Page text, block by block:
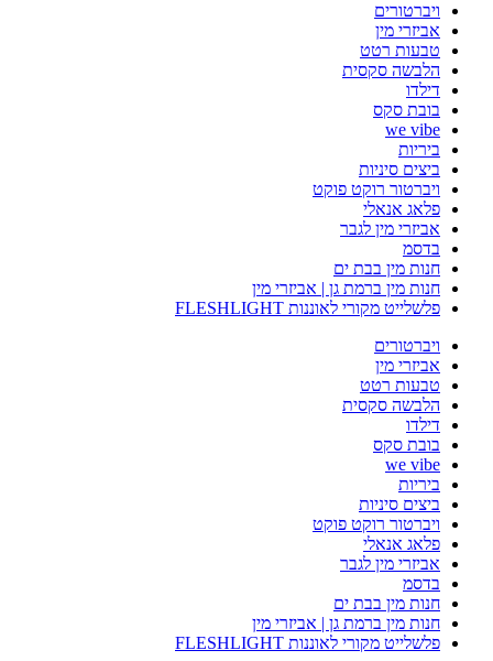
ויברטורים
אביזרי מין
טבעות רטט
הלבשה סקסית
דילדו
בובת סקס
we vibe
ביריות
ביצים סיניות
ויברטור רוקט פוקט
פלאג אנאלי
אביזרי מין לגבר
בדסמ
חנות מין בבת ים
חנות מין ברמת גן | אביזרי מין
פלשלייט מקורי לאוננות FLESHLIGHT
ויברטורים
אביזרי מין
טבעות רטט
הלבשה סקסית
דילדו
בובת סקס
we vibe
ביריות
ביצים סיניות
ויברטור רוקט פוקט
פלאג אנאלי
אביזרי מין לגבר
בדסמ
חנות מין בבת ים
חנות מין ברמת גן | אביזרי מין
פלשלייט מקורי לאוננות FLESHLIGHT